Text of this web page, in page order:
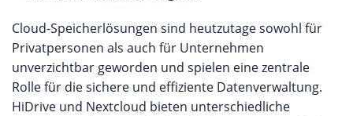
Cloud-Speicherlösungen sind heutzutage sowohl für
Privatpersonen als auch für Unternehmen
unverzichtbar geworden und spielen eine zentrale
Rolle für die sichere und effiziente Datenverwaltung.
HiDrive und Nextcloud bieten unterschiedliche